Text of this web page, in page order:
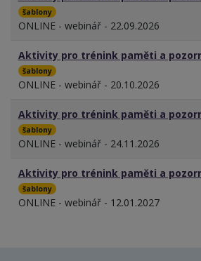
šablony
ONLINE - webinář - 22.09.2026
Aktivity pro trénink paměti a
šablony
ONLINE - webinář - 20.10.2026
Aktivity pro trénink paměti a
šablony
ONLINE - webinář - 24.11.2026
Aktivity pro trénink paměti a
šablony
ONLINE - webinář - 12.01.2027